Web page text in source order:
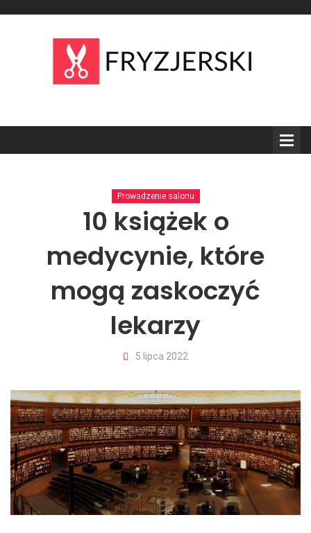
Prowadzenie salonu
10 książek o
medycynie, które
mogą zaskoczyć
lekarzy
5 lipca 2022